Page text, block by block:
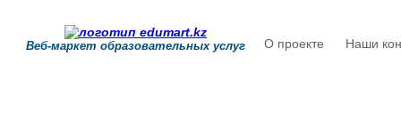
Веб-маркет образовательных услуг О проекте Наши